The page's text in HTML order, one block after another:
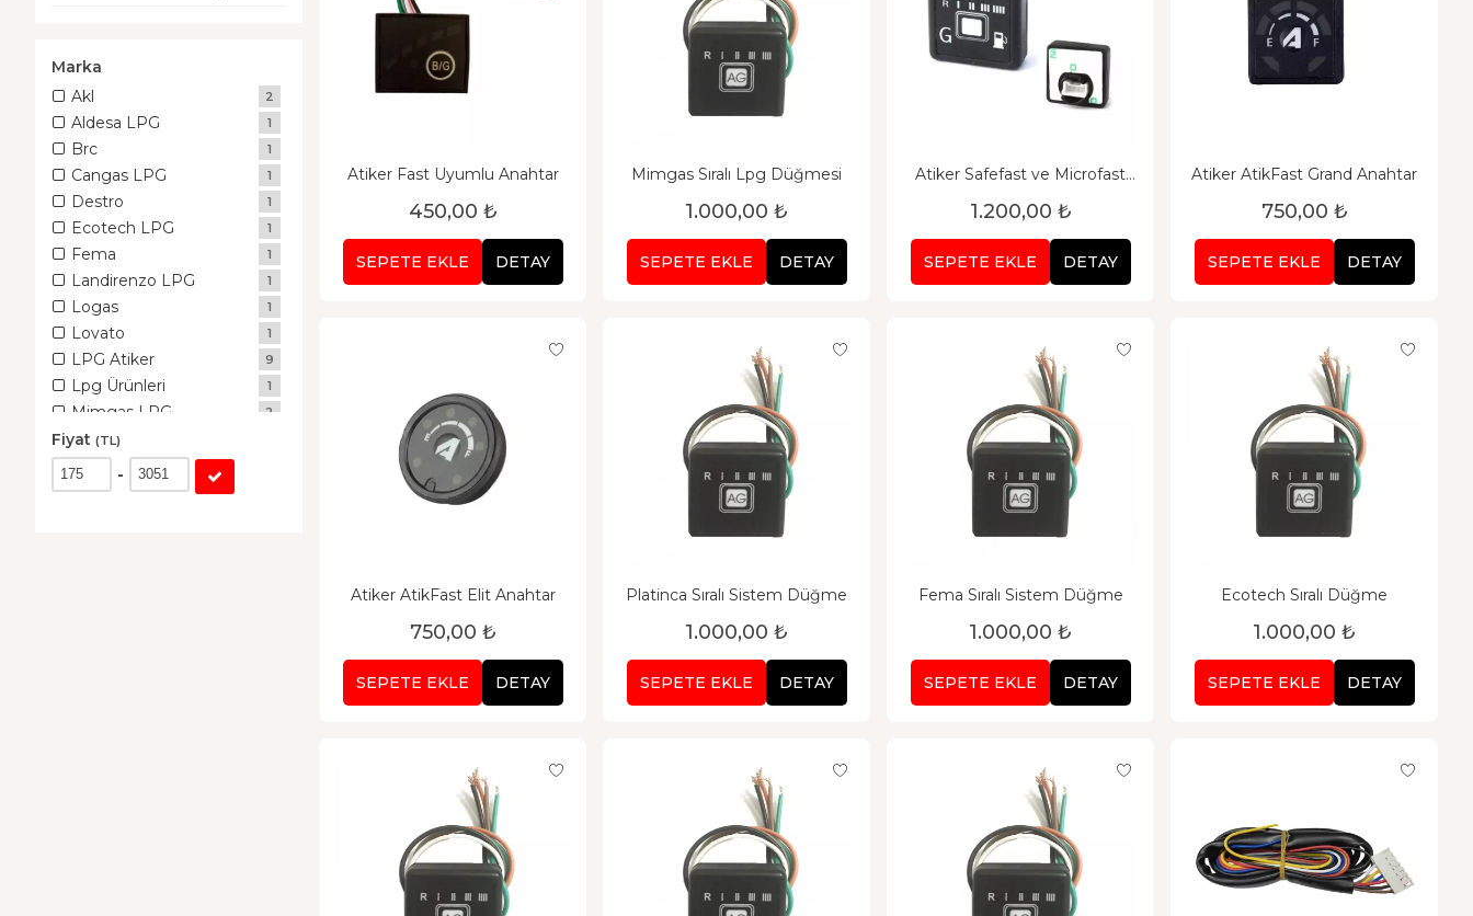
Marka
Akl
2
Aldesa LPG 1
Brc 1
Cangas LPG 1
Destro 1
Ecotech LPG 1
Fema 1
Landirenzo LPG 1
Logas 1
Lovato 1
LPG Atiker 9
Lpg Ürünleri 1
Mimgas LPG 2
Platinca LPG
Fiyat (TL)
-
Atiker Fast Uyumlu Anahtar
450,00 ₺
SEPETE EKLE DETAY
Mimgas Sıralı Lpg Düğmesi
1.000,00 ₺
SEPETE EKLE DETAY
Atiker Safefast ve Microfast
1.200,00 ₺
SEPETE EKLE DETAY
Atiker AtikFast Grand Anahtar
750,00 ₺
SEPETE EKLE DETAY
Atiker AtikFast Elit Anahtar
750,00 ₺
SEPETE EKLE DETAY
Platinca Sıralı Sistem Düğme
1.000,00 ₺
SEPETE EKLE DETAY
Fema Sıralı Sistem Düğme
1.000,00 ₺
SEPETE EKLE DETAY
Ecotech Sıralı Düğme
1.000,00 ₺
SEPETE EKLE DETAY